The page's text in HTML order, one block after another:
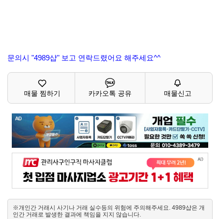
문의시 "4989샵" 보고 연락드렸어요 해주세요^^
매물 찜하기 카카오톡 공유 매물신고
※개인간 거래시 사기나 거래 실수등의 위험에 주의해주세요. 4989샵은 개
인간 거래로 발생한 결과에 책임을 지지 않습니다.